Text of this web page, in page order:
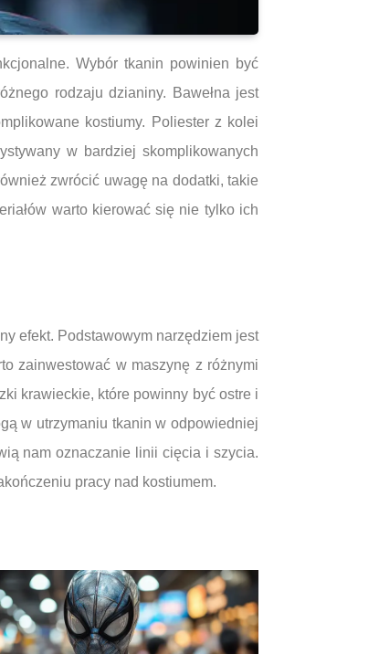
Wybór tkanin powinien być
rodzaju dzianiny. Bawełna jest
kostiumy. Poliester z kolei
w bardziej skomplikowanych
zwrócić uwagę na dodatki, takie
warto kierować się nie tylko ich
efekt. Podstawowym narzędziem jest
zainwestować w maszynę z różnymi
krawieckie, które powinny być ostre i
w utrzymaniu tkanin w odpowiedniej
nam oznaczanie linii cięcia i szycia.
pracy nad kostiumem.